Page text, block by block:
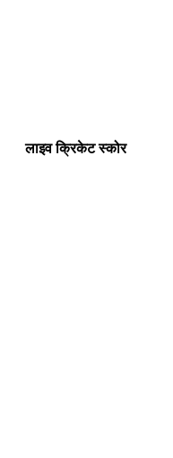
लाइव क्रिकेट स्कोर